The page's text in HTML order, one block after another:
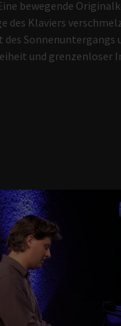
bewegende
des Klaviers
des Sonnenuntergangs
und grenzenloser